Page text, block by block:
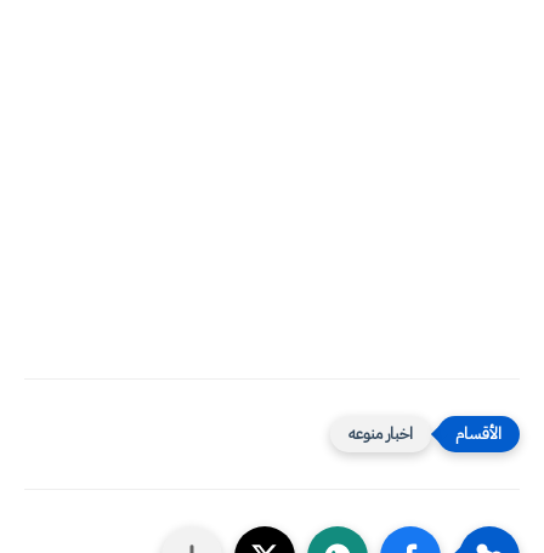
اخبار منوعه